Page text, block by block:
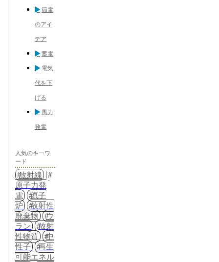
節電
のアイ
デア
蓄電
電気
代を下
げる
風力
発電
人気のキーワ
ード
放射線
原子力発
電
原子
炉
放射性
廃棄物
ウ
ラン
放射
性物質
中
性子
再生
可能エネル